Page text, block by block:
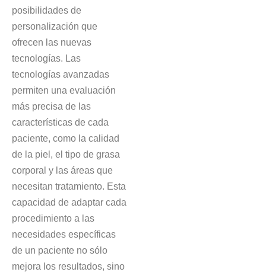
posibilidades de
personalización que
ofrecen las nuevas
tecnologías. Las
tecnologías avanzadas
permiten una evaluación
más precisa de las
características de cada
paciente, como la calidad
de la piel, el tipo de grasa
corporal y las áreas que
necesitan tratamiento. Esta
capacidad de adaptar cada
procedimiento a las
necesidades específicas
de un paciente no sólo
mejora los resultados, sino